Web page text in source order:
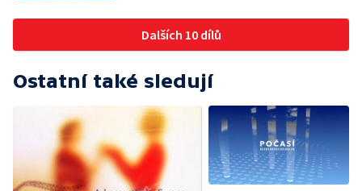
Dalších 10 dílů
Ostatní také sledují